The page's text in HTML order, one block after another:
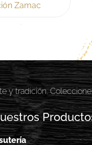
Zamac
y tradición.